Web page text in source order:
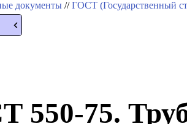
документы //ГОСТ (Государственный
550-75.